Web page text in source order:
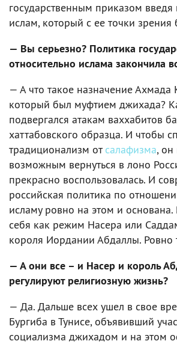
государственным приказом введя
ислам, который с ее точки
— Вы серьезно? Политика
относительно ислама закончила
— А что такое назначение Ахмада
который был муфтием джихада?
подвергался атакам ваххабитов
хаттабовского образца. И чтобы
традиционализм отсалафизма, он
возможным вернуться в лоно
прекрасно воспользовалась. И
российская политика по
исламу ровно на этом и основана.
себя как режим Насера или
короля Иордании Абдаллы. Ровно
— А они все – и Насер и король
регулируют религиозную жизнь?
— Да. Дальше всех ушел в свое
Бургиба в Тунисе, объявивший
социализма джихадом и на этом